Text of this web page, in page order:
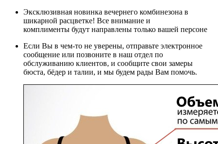
Эксклюзивная новинка вечернего комбинезона в
шикарной расцветке! Все внимание и
комплименты будут направлены только вашей персоне
Если Вы в чем-то не уверены, отправьте электронное
сообщение или позвоните в наш отдел по
обслуживанию клиентов, и сообщите свои замеры
бюста, бёдер и талии, и мы будем рады Вам помочь.